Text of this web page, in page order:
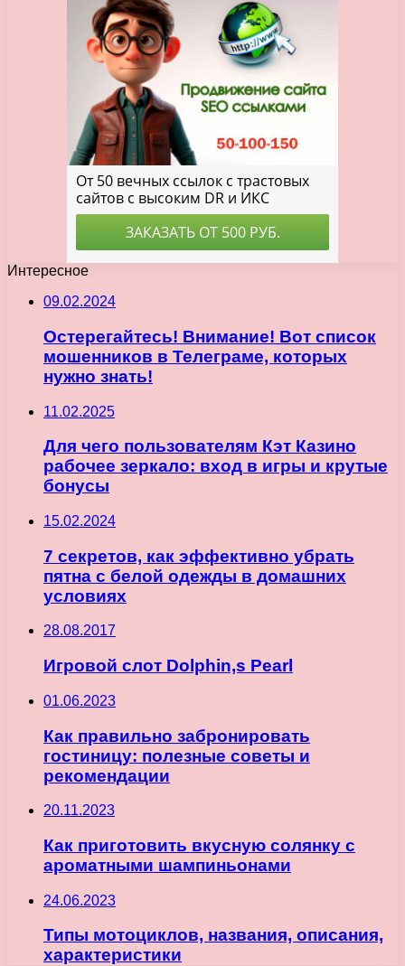
Интересное
09.02.2024
Остерегайтесь! Внимание! Вот список
мошенников в Телеграме, которых
нужно знать!
11.02.2025
Для чего пользователям Кэт Казино
рабочее зеркало: вход в игры и крутые
бонусы
15.02.2024
7 секретов, как эффективно убрать
пятна с белой одежды в домашних
условиях
28.08.2017
Игровой слот Dolphin,s Pearl
01.06.2023
Как правильно забронировать
гостиницу: полезные советы и
рекомендации
20.11.2023
Как приготовить вкусную солянку с
ароматными шампиньонами
24.06.2023
Типы мотоциклов, названия, описания,
характеристики